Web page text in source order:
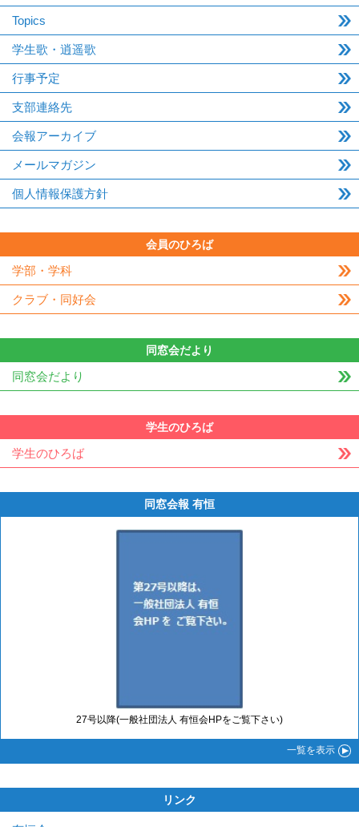
Topics
学生歌・逍遥歌
行事予定
支部連絡先
会報アーカイブ
メールマガジン
個人情報保護方針
会員のひろば
学部・学科
クラブ・同好会
同窓会だより
同窓会だより
学生のひろば
学生のひろば
同窓会報 有恒
27号以降(一般社団法人 有恒会HPをご覧下さい)
一覧を表示
リンク